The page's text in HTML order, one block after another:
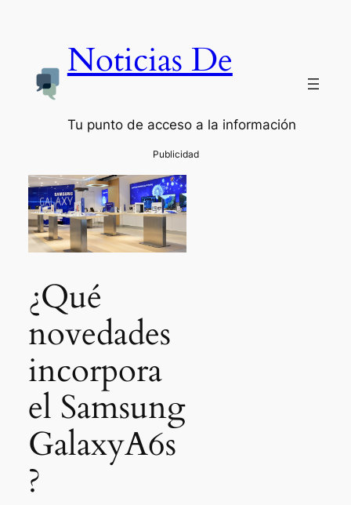
Noticias De
Tu punto de acceso a la información
¿Qué
novedades
incorpora
el Samsung
GalaxyA6s
?